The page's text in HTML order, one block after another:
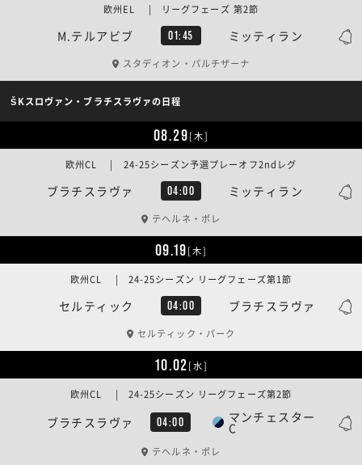
M.テルアビブ 01:45 ミッティラン
欧州EL | リーグフェーズ 第2節
スタディオン・パルチザーナ
ŠKスロヴァン・ブラチスラヴァの日程
08.29[木]
ブラチスラヴァ 04:00 ミッティラン
欧州CL | 24-25シーズン予選プレーオフ2ndレグ
テヘルネ・ポレ
09.19[木]
セルティック 04:00 ブラチスラヴァ
欧州CL | 24-25シーズン リーグフェーズ第1節
セルティック・パーク
10.02[水]
ブラチスラヴァ 04:00 マンチェスター
C
欧州CL | 24-25シーズン リーグフェーズ第2節
テヘルネ・ポレ